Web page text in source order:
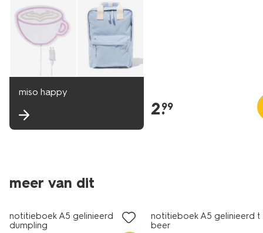
miso happy
2.
99
meer van dit
nieuw
notitieboek A5 gelinieerd
dumpling
notitieboek A5 gelinieerd
beer